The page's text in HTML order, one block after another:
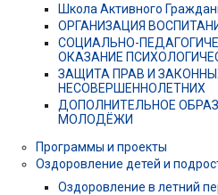
Школа Активного
ОРГАНИЗАЦИЯ
СОЦИАЛЬНО-
ОКАЗАНИЕ
ЗАЩИТА ПРАВ И
НЕСОВЕРШЕННОЛЕТНИХ
ДОПОЛНИТЕЛЬНОЕ
МОЛОДЁЖИ
Программы и проекты
Оздоровление детей и
Оздоровление в летний